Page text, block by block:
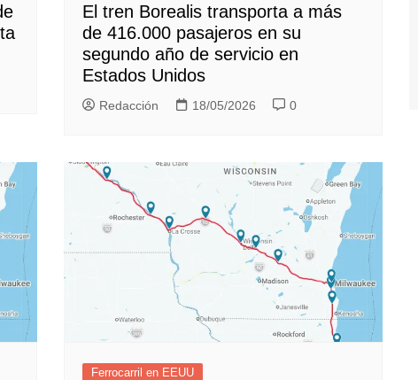
El tren Borealis transporta a más
de 416.000 pasajeros en su
segundo año de servicio en
Estados Unidos
Redacción 18/05/2026 0
Ferrocarril en EEUU